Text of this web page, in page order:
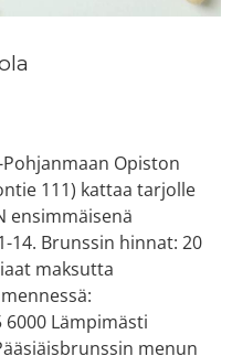
Opiston
111) kattaa tarjolle
ensimmäisenä
14. Brunssin hinnat: 20
maksutta
Lämpimästi
menun